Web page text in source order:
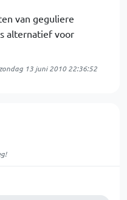
van geguliere
alternatief voor
zondag 13 juni 2010 22:36:52